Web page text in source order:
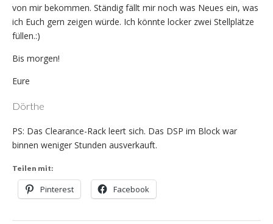
von mir bekommen. Ständig fällt mir noch was Neues ein, was
ich Euch gern zeigen würde. Ich könnte locker zwei Stellplätze
füllen.:)
Bis morgen!
Eure
Dörthe
PS: Das Clearance-Rack leert sich. Das DSP im Block war
binnen weniger Stunden ausverkauft.
Teilen mit:
Pinterest Facebook